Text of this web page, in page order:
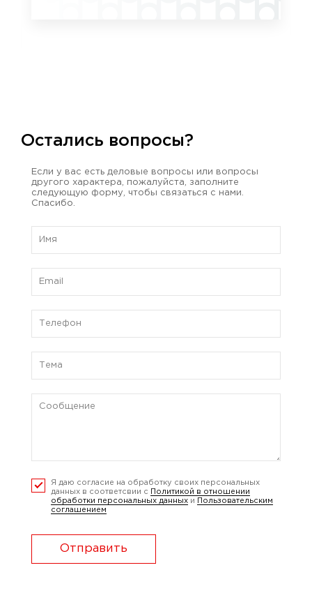
Остались вопросы?
Если у вас есть деловые вопросы или вопросы
другого характера, пожалуйста, заполните
следующую форму, чтобы связаться с нами.
Спасибо.
Я даю согласие на обработку своих персональных
данных в соответсвии с
Политикой в отношении
обработки персональных данных и
Пользовательским
соглашением
Отправить